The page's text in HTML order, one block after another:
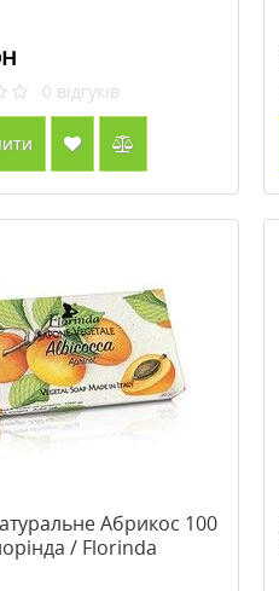
0 відгуків
Абрикос 100
/ Florinda